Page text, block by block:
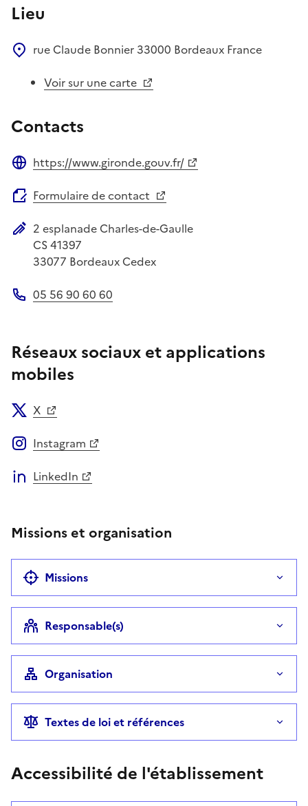
Lieu
rue Claude Bonnier 33000 Bordeaux France
Voir sur une carte
Contacts
https://www.gironde.gouv.fr/
Formulaire de contact
Adresse postale
2 esplanade Charles-de-Gaulle
CS 41397
33077 Bordeaux Cedex
05 56 90 60 60
Réseaux sociaux et applications
mobiles
X
Instagram
LinkedIn
Missions et organisation
Missions
Responsable(s)
Organisation
Textes de loi et références
Accessibilité de l'établissement